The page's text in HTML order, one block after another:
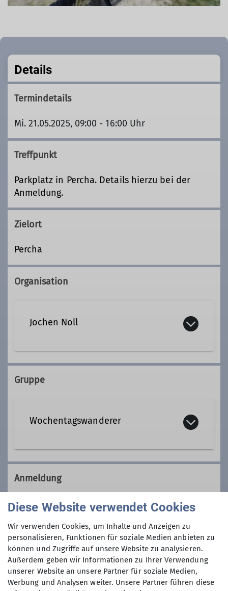
Details
Termindetails
Mi. 21.05.2025, 09:00 - 16:00 Uhr
Treffpunkt
Parkplatz in Percha. Details hierzu bei der
Anmeldung.
Zielort
Percha
Organisation
Jochen Noll
08105 22522
Gruppe
Wochentagswanderer
Wir sind eine Gemeinschaft von
Wanderfreunden innerhalb der
Sektion, die
Dienstag und Mittwoch , aber auch an
anderen Wochentagen in freier Natur
unterwegs sind.
Wer kann sich das wochentags
leisten?
Nun, alle die aus dem Berufsleben
ausgeschieden sind oder sonst über
Anmeldung
Anmeldung per Telefon bevorzugt, nur am
Anmeldung ab
19.05.2025
Diese Website verwendet Cookies
Wir verwenden Cookies, um Inhalte und Anzeigen zu
personalisieren, Funktionen für soziale Medien anbieten zu
können und Zugriffe auf unsere Website zu analysieren.
Außerdem geben wir Informationen zu Ihrer Verwendung
unserer Website an unsere Partner für soziale Medien,
Werbung und Analysen weiter. Unsere Partner führen diese